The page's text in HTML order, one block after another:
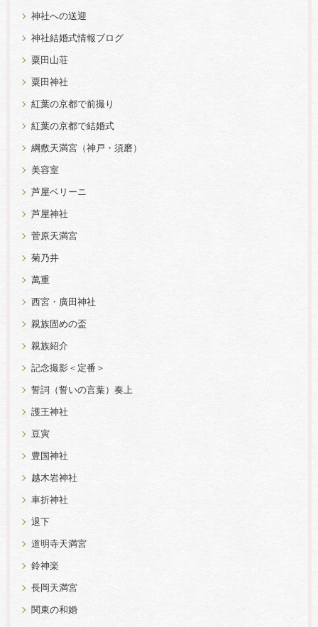
神社への送迎
神社結婚式情報ブログ
粟田山荘
粟田神社
紅葉の京都で前撮り
紅葉の京都で結婚式
綱敷天満宮（神戸・須磨）
美容室
芦屋ベリーニ
芦屋神社
菅原天満宮
菊乃井
萬重
西宮・廣田神社
親族固めの盃
親族紹介
記念撮影＜定番＞
誓詞（誓いの言葉）奏上
護王神社
豆寅
豊国神社
越木岩神社
車折神社
退下
道明寺天満宮
鈴神楽
長岡天満宮
関東の和婚